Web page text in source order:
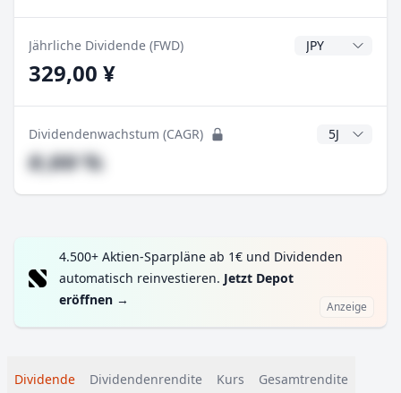
Jährliche Dividende (FWD)
329,00 ¥
Dividendenwachstum (CAGR) CAGR Jahre
#,## %
4.500+ Aktien-Sparpläne ab 1€ und Dividenden
automatisch reinvestieren. Jetzt Depot
eröffnen → Anzeige
Dividende Dividendenrendite Kurs Gesamtrendite